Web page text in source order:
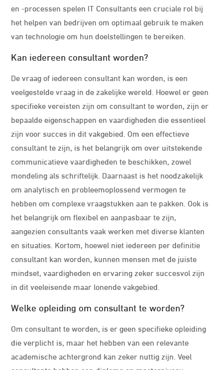
en -processen spelen IT Consultants een cruciale rol bij
het helpen van bedrijven om optimaal gebruik te maken
van technologie om hun doelstellingen te bereiken.
Kan iedereen consultant worden?
De vraag of iedereen consultant kan worden, is een
veelgestelde vraag in de zakelijke wereld. Hoewel er geen
specifieke vereisten zijn om consultant te worden, zijn er
bepaalde eigenschappen en vaardigheden die essentieel
zijn voor succes in dit vakgebied. Om een effectieve
consultant te zijn, is het belangrijk om over uitstekende
communicatieve vaardigheden te beschikken, zowel
mondeling als schriftelijk. Daarnaast is het noodzakelijk
om analytisch en probleemoplossend vermogen te
hebben om complexe vraagstukken aan te pakken. Ook is
het belangrijk om flexibel en aanpasbaar te zijn,
aangezien consultants vaak werken met diverse klanten
en situaties. Kortom, hoewel niet iedereen per definitie
consultant kan worden, kunnen mensen met de juiste
mindset, vaardigheden en ervaring zeker succesvol zijn
in dit veeleisende maar lonende vakgebied.
Welke opleiding om consultant te worden?
Om consultant te worden, is er geen specifieke opleiding
die verplicht is, maar het hebben van een relevante
academische achtergrond kan zeker nuttig zijn. Veel